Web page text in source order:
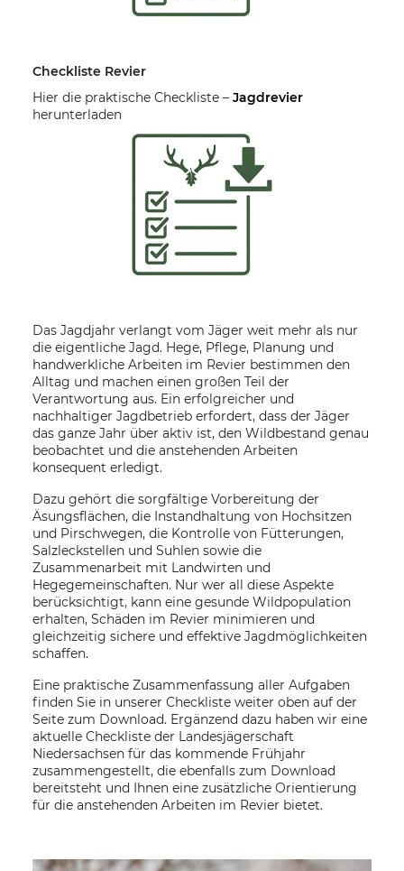
Checkliste Revier
Hier die praktische Checkliste – Jagdrevier
herunterladen
Das Jagdjahr verlangt vom Jäger weit mehr als nur
die eigentliche Jagd. Hege, Pflege, Planung und
handwerkliche Arbeiten im Revier bestimmen den
Alltag und machen einen großen Teil der
Verantwortung aus. Ein erfolgreicher und
nachhaltiger Jagdbetrieb erfordert, dass der Jäger
das ganze Jahr über aktiv ist, den Wildbestand genau
beobachtet und die anstehenden Arbeiten
konsequent erledigt.
Dazu gehört die sorgfältige Vorbereitung der
Äsungsflächen, die Instandhaltung von Hochsitzen
und Pirschwegen, die Kontrolle von Fütterungen,
Salzleckstellen und Suhlen sowie die
Zusammenarbeit mit Landwirten und
Hegegemeinschaften. Nur wer all diese Aspekte
berücksichtigt, kann eine gesunde Wildpopulation
erhalten, Schäden im Revier minimieren und
gleichzeitig sichere und effektive Jagdmöglichkeiten
schaffen.
Eine praktische Zusammenfassung aller Aufgaben
finden Sie in unserer Checkliste weiter oben auf der
Seite zum Download. Ergänzend dazu haben wir eine
aktuelle Checkliste der Landesjägerschaft
Niedersachsen für das kommende Frühjahr
zusammengestellt, die ebenfalls zum Download
bereitsteht und Ihnen eine zusätzliche Orientierung
für die anstehenden Arbeiten im Revier bietet.